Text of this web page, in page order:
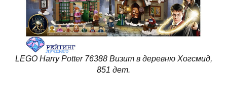
LEGO Harry Potter 76388 Визит в деревню Хогсмид,
851 дет.